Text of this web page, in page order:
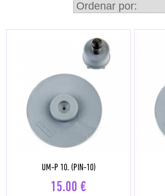
UM-P 10. (PIN-10)
15.00 €